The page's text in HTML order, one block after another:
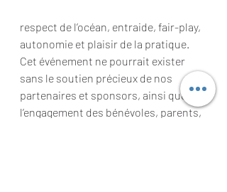
respect de l’océan, entraide, fair-play,
autonomie et plaisir de la pratique.
Cet événement ne pourrait exister
sans le soutien précieux de nos
partenaires et sponsors, ainsi que
l’engagement des bénévoles, parents,